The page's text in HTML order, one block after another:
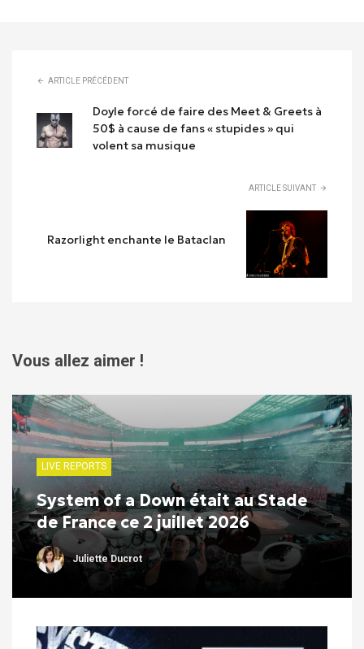
ARTICLE PRÉCÉDENT
Doyle forcé de faire des Meet & Greets à
50$ à cause de fans « stupides » qui
volent sa musique
ARTICLE SUIVANT
Razorlight enchante le Bataclan
Vous allez aimer !
LIVE REPORTS
System of a Down était au Stade
de France ce 2 juillet 2026
Juliette Ducrot